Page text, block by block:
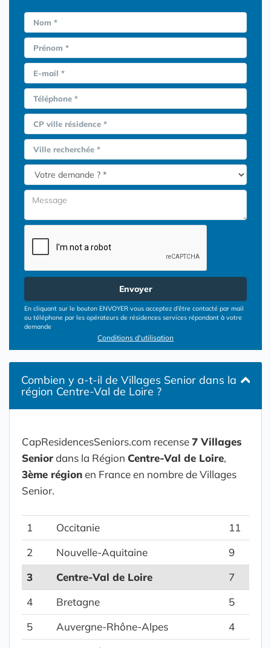
Nom *
Prénom *
E-mail *
Téléphone *
CP ville résidence *
Ville recherchée *
Envoyer
En cliquant sur le bouton ENVOYER vous acceptez d’être contacté par mail
ou téléphone par les opérateurs de résidences services répondant à votre
demande
Conditions d'utilisation
Combien y a-t-il de Villages Senior dans la
région Centre-Val de Loire ?
CapResidencesSeniors.com recense7 Villages
Seniordans la Région Centre-Val de Loire,
3ème régionen France en nombre de Villages
Senior.
1 Occitanie
11
2
Nouvelle-Aquitaine
9
3
Centre-Val de Loire
7
4
Bretagne
5
5
Auvergne-Rhône-Alpes
4